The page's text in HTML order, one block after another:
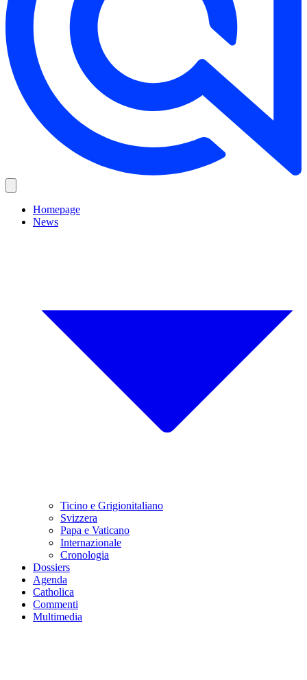
Homepage
News
Ticino e Grigionitaliano
Svizzera
Papa e Vaticano
Internazionale
Cronologia
Dossiers
Agenda
Catholica
Commenti
Multimedia